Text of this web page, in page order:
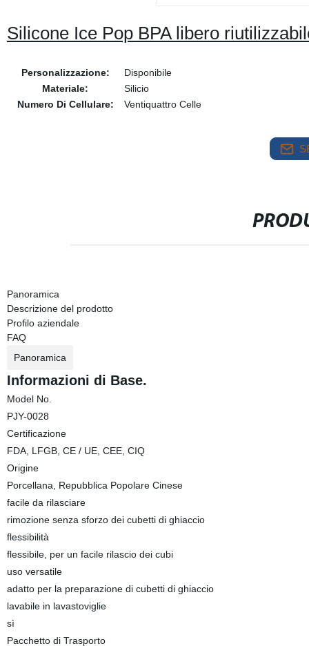
Silicone Ice Pop BPA libero
Personalizzazione:
Disponibile
Materiale:
Silicio
Numero Di Cellulare:
Ventiquattro Celle
Panoramica
Descrizione del prodotto
Profilo aziendale
FAQ
Panoramica
Informazioni di Base.
Model No.
PJY-0028
Certificazione
FDA, LFGB, CE / UE, CEE, CIQ
Origine
Porcellana, Repubblica Popolare Cinese
facile da rilasciare
rimozione senza sforzo dei cubetti di ghiaccio
flessibilità
flessibile, per un facile rilascio dei cubi
uso versatile
adatto per la preparazione di cubetti di ghiaccio
lavabile in lavastoviglie
sì
Pacchetto di Trasporto